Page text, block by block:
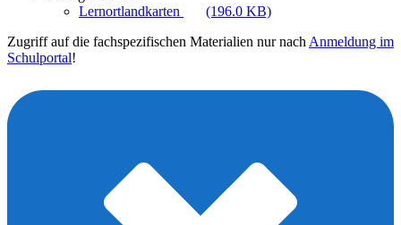
Lernortlandkarten
(196.0 KB)
Zugriff auf die fachspezifischen Materialien nur nach Anmeldung im
Schulportal!